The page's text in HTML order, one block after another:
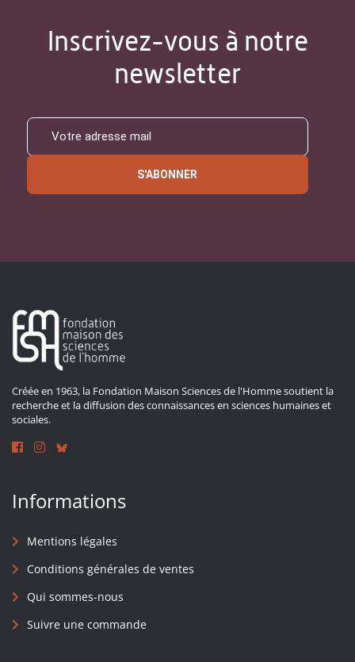
Inscrivez-vous à notre
newsletter
S'ABONNER
Créée en 1963, la Fondation Maison Sciences de l'Homme soutient la
recherche et la diffusion des connaissances en sciences humaines et
sociales.
Informations
Mentions légales
Conditions générales de ventes
Qui sommes-nous
Suivre une commande